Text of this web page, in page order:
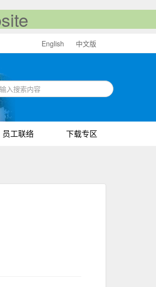
English 中文版
员工联络 下载专区